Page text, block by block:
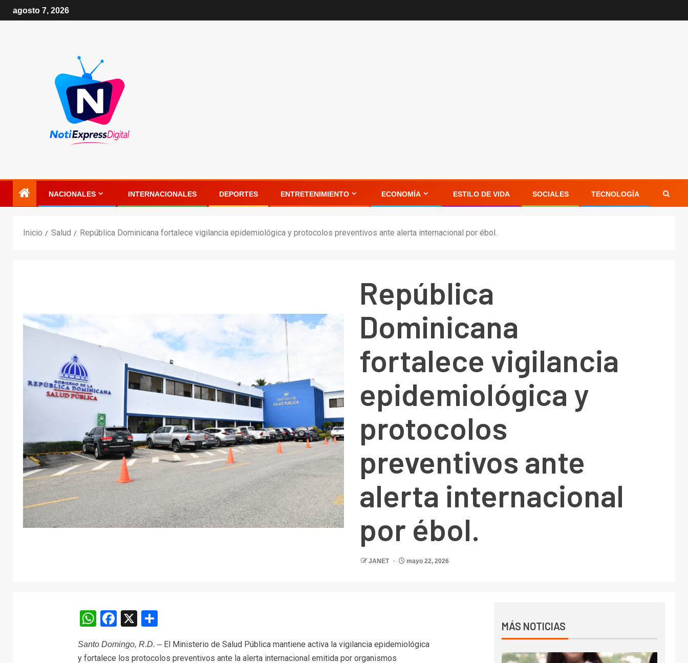
agosto 7, 2026
NACIONALES INTERNACIONALES DEPORTES ENTRETENIMIENTO ECONOMÍA ESTILO DE VIDA SOCIALES TECNOLOGÍA
Inicio Salud República Dominicana fortalece vigilancia epidemiológica y protocolos preventivos ante alerta internacional por ébol.
República
Dominicana
fortalece vigilancia
epidemiológica y
protocolos
preventivos ante
alerta internacional
por ébol.
JANET mayo 22, 2026
WhatsApp
Facebook
X Compartir
Santo Domingo, R.D. –El Ministerio de Salud Pública mantiene activa la vigilancia epidemiológica
y fortalece los protocolos preventivos ante la alerta internacional emitida por organismos
MÁS NOTICIAS